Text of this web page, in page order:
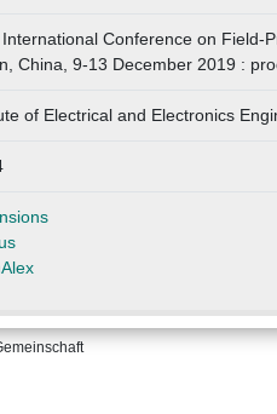
Conference on Field-
China, 9-13 December 2019 :
of Electrical and Electronics